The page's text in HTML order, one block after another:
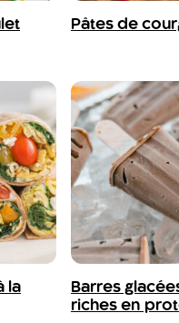
Pâtes de
la
Barres
riches en